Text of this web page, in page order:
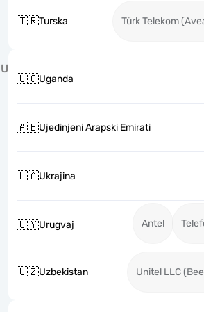
🇹🇷Turska Türk Telekom
U
🇺🇬Uganda
🇦🇪Ujedinjeni Arapski Emirati
🇺🇦Ukrajina
🇺🇾Urugvaj Antel
🇺🇿Uzbekistan Unitel LLC